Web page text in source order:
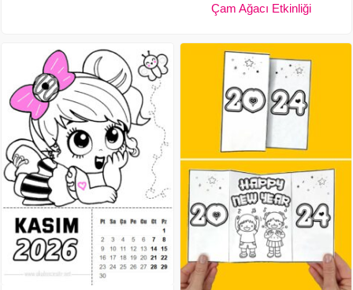
Çam Ağacı Etkinliği